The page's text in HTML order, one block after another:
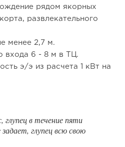
рядом якорных
развлекательного
менее 2,7 м.
входа 6 - 8 м в ТЦ.
э/э из расчета 1 кВт на
глупец в течение пяти
глупец всю свою